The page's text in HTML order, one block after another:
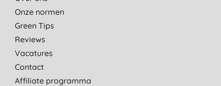
Onze normen
Green Tips
Reviews
Vacatures
Contact
Affiliate programma